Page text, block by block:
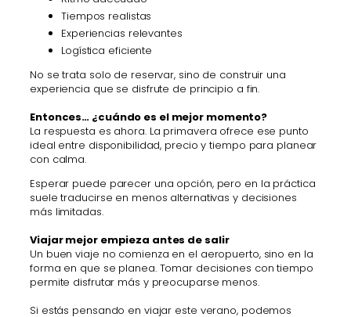
Tiempos realistas
Experiencias relevantes
Logística eficiente
No se trata solo de reservar, sino de construir una
experiencia que se disfrute de principio a fin.
Entonces… ¿cuándo es el mejor momento?
La respuesta es ahora. La primavera ofrece ese punto
ideal entre disponibilidad, precio y tiempo para planear
con calma.
Esperar puede parecer una opción, pero en la práctica
suele traducirse en menos alternativas y decisiones
más limitadas.
Viajar mejor empieza antes de salir
Un buen viaje no comienza en el aeropuerto, sino en la
forma en que se planea. Tomar decisiones con tiempo
permite disfrutar más y preocuparse menos.
Si estás pensando en viajar este verano, podemos